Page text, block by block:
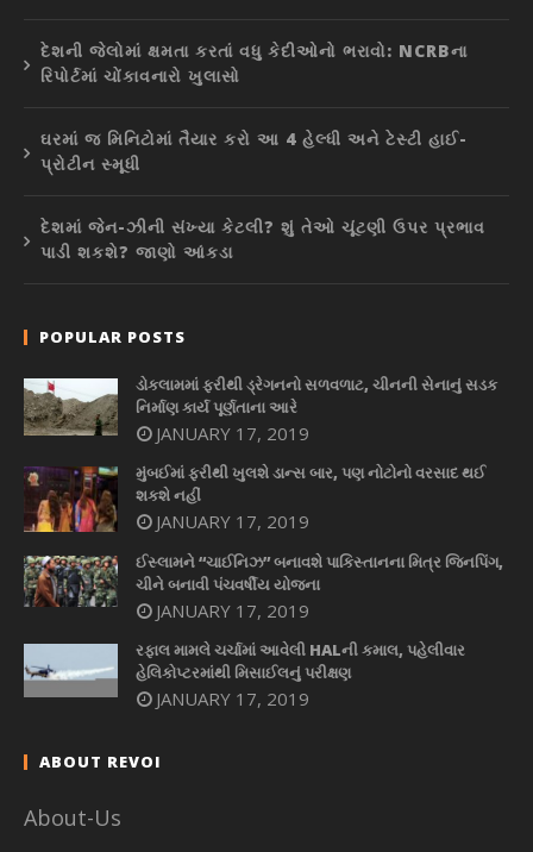
દેશની જેલોમાં ક્ષમતા કરતાં વધુ કેદીઓનો ભરાવો: NCRBના
રિપોર્ટમાં ચોંકાવનારો ખુલાસો
ઘરમાં જ મિનિટોમાં તૈયાર કરો આ 4 હેલ્ધી અને ટેસ્ટી હાઈ-
પ્રોટીન સ્મૂધી
દેશમાં જેન-ઝીની સંખ્યા કેટલી? શું તેઓ ચૂંટણી ઉપર પ્રભાવ
પાડી શકશે? જાણો આંકડા
POPULAR POSTS
ડોકલામમાં ફરીથી ડ્રેગનનો સળવળાટ, ચીનની સેનાનું સડક
નિર્માણ કાર્ય પૂર્ણતાના આરે
JANUARY 17, 2019
મુંબઈમાં ફરીથી ખુલશે ડાન્સ બાર, પણ નોટોનો વરસાદ થઈ
શકશે નહીં
JANUARY 17, 2019
ઈસ્લામને “ચાઈનિઝ” બનાવશે પાકિસ્તાનના મિત્ર જિનપિંગ,
ચીને બનાવી પંચવર્ષીય યોજના
JANUARY 17, 2019
રફાલ મામલે ચર્ચામાં આવેલી HALની કમાલ, પહેલીવાર
હેલિકોપ્ટરમાંથી મિસાઈલનું પરીક્ષણ
JANUARY 17, 2019
ABOUT REVOI
About-Us